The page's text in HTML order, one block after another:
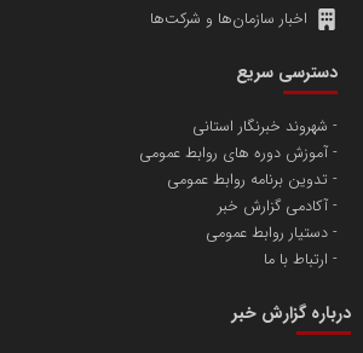
پایگاه اطلاع رسانی اعتلای نهادهای مردمی
تامین آهن اسفنجی تولیدکنندگان فولاد در کشور
مسعودصادقی
اخبار سازمان‌ها و شرکت‌ها
دسترسی سریع
شهروند خبرنگار استانی
آموزش دوره های روابط عمومی
تدوین برنامه روابط عمومی
آکادمی گزارش خبر
دستیار روابط عمومی
ارتباط با ما
درباره گزارش خبر